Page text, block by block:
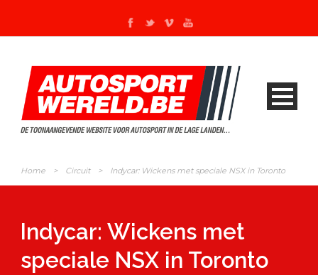
Home > Circuit > Indycar: Wickens met speciale NSX in Toronto
Indycar: Wickens met
speciale NSX in Toronto